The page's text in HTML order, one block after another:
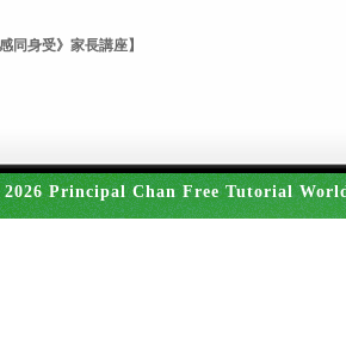
同身受》家長講座】
Principal Chan Free Tutorial